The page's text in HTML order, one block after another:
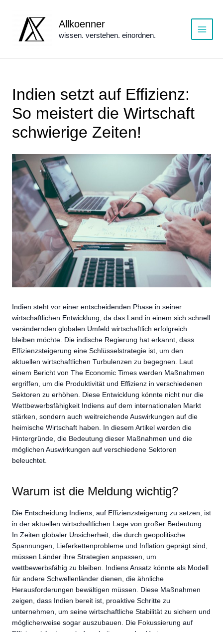
springen
Allkoenner
wissen. verstehen. einordnen.
Main
Indien setzt auf Effizienz:
So meistert die Wirtschaft
schwierige Zeiten!
Indien steht vor einer entscheidenden Phase in seiner
wirtschaftlichen Entwicklung, da das Land in einem sich schnell
verändernden globalen Umfeld wirtschaftlich erfolgreich
bleiben möchte. Die indische Regierung hat erkannt, dass
Effizienzsteigerung eine Schlüsselstrategie ist, um den
aktuellen wirtschaftlichen Turbulenzen zu begegnen. Laut
einem Bericht von The Economic Times werden Maßnahmen
ergriffen, um die Produktivität und Effizienz in verschiedenen
Sektoren zu erhöhen. Diese Entwicklung könnte nicht nur die
Wettbewerbsfähigkeit Indiens auf dem internationalen Markt
stärken, sondern auch weitreichende Auswirkungen auf die
heimische Wirtschaft haben. In diesem Artikel werden die
Hintergründe, die Bedeutung dieser Maßnahmen und die
möglichen Auswirkungen auf verschiedene Sektoren
beleuchtet.
Warum ist die Meldung wichtig?
Die Entscheidung Indiens, auf Effizienzsteigerung zu setzen, ist
in der aktuellen wirtschaftlichen Lage von großer Bedeutung.
In Zeiten globaler Unsicherheit, die durch geopolitische
Spannungen, Lieferkettenprobleme und Inflation geprägt sind,
müssen Länder ihre Strategien anpassen, um
wettbewerbsfähig zu bleiben. Indiens Ansatz könnte als Modell
für andere Schwellenländer dienen, die ähnliche
Herausforderungen bewältigen müssen. Diese Maßnahmen
zeigen, dass Indien bereit ist, proaktive Schritte zu
unternehmen, um seine wirtschaftliche Stabilität zu sichern und
möglicherweise sogar auszubauen. Die Fokussierung auf